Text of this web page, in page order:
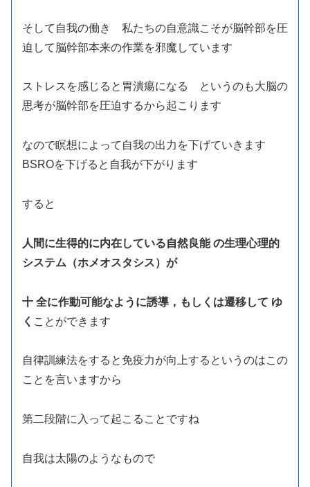
そして自我の働き 私たちの自意識こそが脳幹部を圧
迫して脳幹部本来の作業を邪魔しています
ストレスを感じると胃潰瘍になる というのも大脳の
思考が脳幹部を圧迫するから起こります
なので瞑想によって自我の出力を下げていきます
BSROを下げると自我が下がります
すると
人間に生得的に内在している自然良能 の生理心理的
システム（ホメオスタシス）が
十 全に作動可能なように誘導，もしくは遷移して ゆ
く ことができます
自律訓練法をすると免疫力が向上するというのはこの
ことを言いますから
第二段階に入って起こることですね
自我は太陽のようなもので